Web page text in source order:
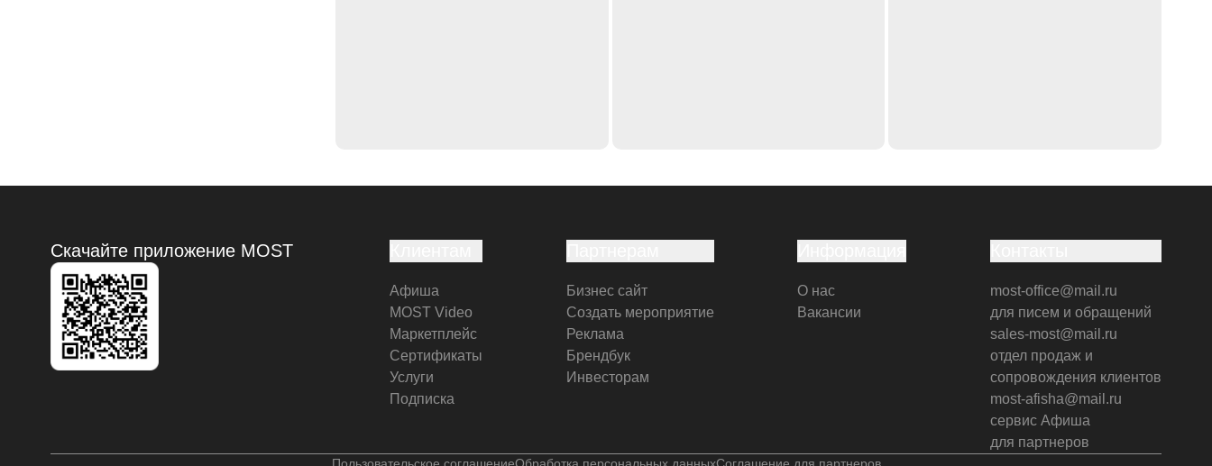
Скачайте приложение MOST
Афиша
MOST Video
Маркетплейс
Сертификаты
Услуги
Подписка
Бизнес сайт
Создать мероприятие
Реклама
Брендбук
Инвесторам
О нас
Вакансии
most-office@mail.ru
для писем и обращений
sales-most@mail.ru
отдел продаж и
сопровождения клиентов
most-afisha@mail.ru
сервис Афиша
для партнеров